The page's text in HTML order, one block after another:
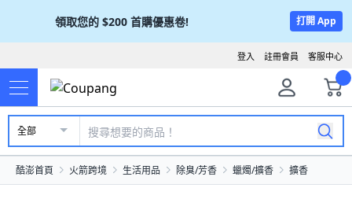
領取您的 $200 首購優惠卷! 打開 App
客服中心
註冊會員
登入
全部
酷澎首頁 火箭跨境 生活用品 除臭/芳香 蠟燭/擴香 擴香